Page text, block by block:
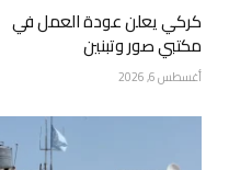
كركي يعلن عودة العمل في
مكتبي صور وتبنين
أغسطس 6, 2026